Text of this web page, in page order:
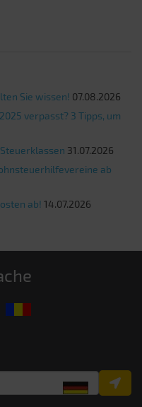
Sie wissen! 07.08.2026
verpasst? 3 Tipps, um
31.07.2026
ab
ab! 14.07.2026